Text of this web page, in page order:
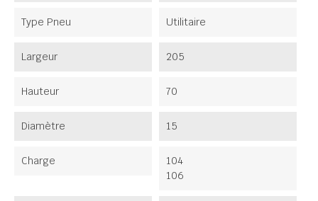
Type Pneu Utilitaire
Largeur 205
Hauteur 70
Diamètre 15
Charge
104
106